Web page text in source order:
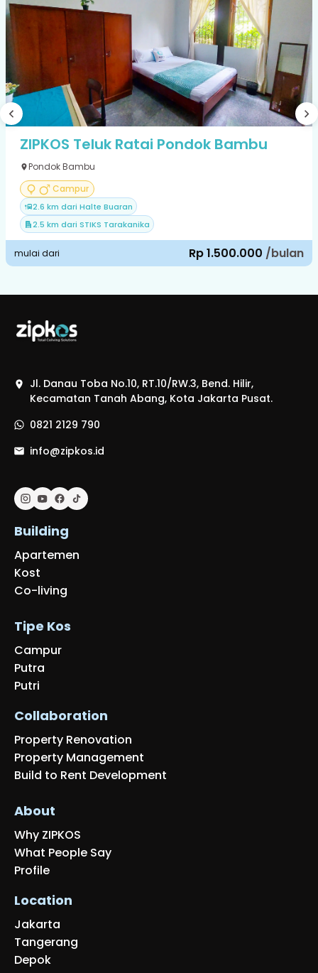
ZIPKOS Teluk Ratai Pondok Bambu
Pondok Bambu
Campur
2.6 km dari Halte Buaran
2.5 km dari STIKS Tarakanika
mulai dari Rp 1.500.000 /bulan
Jl. Danau Toba No.10, RT.10/RW.3, Bend. Hilir,
Kecamatan Tanah Abang, Kota Jakarta Pusat.
0821 2129 790
info@zipkos.id
Building
Apartemen
Kost
Co-living
Tipe Kos
Campur
Putra
Putri
Collaboration
Property Renovation
Property Management
Build to Rent Development
About
Why ZIPKOS
What People Say
Profile
Location
Jakarta
Tangerang
Depok